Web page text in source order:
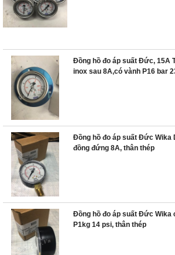
Đồng hồ đo áp suất Đức, 15A
inox sau 8A,có vành P16 bar
Đồng hồ đo áp suất Đức Wika
đồng đứng 8A, thân thép
Đồng hồ đo áp suất Đức Wika
P1kg 14 psi, thân thép